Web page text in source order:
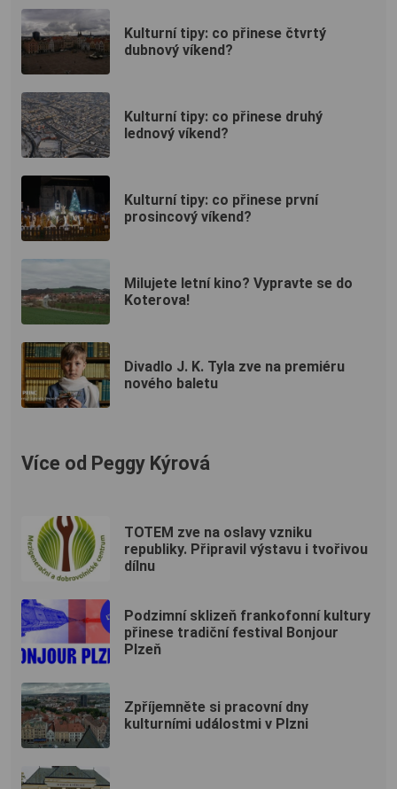
Kulturní tipy: co přinese čtvrtý
dubnový víkend?
Kulturní tipy: co přinese druhý
lednový víkend?
Kulturní tipy: co přinese první
prosincový víkend?
Milujete letní kino? Vypravte se do
Koterova!
Divadlo J. K. Tyla zve na premiéru
nového baletu
Více od Peggy Kýrová
TOTEM zve na oslavy vzniku
republiky. Připravil výstavu i tvořivou
dílnu
Podzimní sklizeň frankofonní kultury
přinese tradiční festival Bonjour
Plzeň
Zpříjemněte si pracovní dny
kulturními událostmi v Plzni